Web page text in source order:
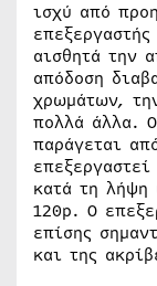
ισχύ από
αισθητά την
απόδοση
χρωμάτων,
πολλά άλλα.
παράγεται
κατά τη λήψη
120p. Ο
επίσης
και της